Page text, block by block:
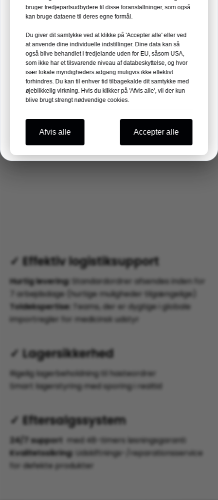
One-stop-service
International logistik og
eftersalgsservice​​​​​
✓ Effektiv logistiksupport​​​​​​
Hurtig levering: Standardordrer afsendes inden for
7 arbejdsdage (hurtige muligheder tilgængelige)
Toldekspertise:
Teams, der er dygtige i globale
importregler for medicinsk udstyr
✓ Lagersikkerhed
Rigelig lagerbeholdning til hasteordrer
Smart lagerstyring med sporing i realtid
✓ Eftersalgssystem
24/7 support med 48-timers løsningsgaranti
Kvalitetssikring: Udskiftnings-/reparationsservice
for defekte produkter
Stand nr. 35
Læs mere →
10
DAGE
09
TIMER
26
MIN.
14
SEK.
Vi glæder os til at se dig der!
bruger tredjepartsudbydere til disse foranstaltninger, som også
kan bruge dataene til deres egne formål.
Du giver dit samtykke ved at klikke på 'Accepter alle' eller ved
at anvende dine individuelle indstillinger. Dine data kan så
også blive behandlet i tredjelande uden for EU, såsom USA,
som ikke har et tilsvarende niveau af databeskyttelse, og hvor
især lokale myndigheders adgang muligvis ikke effektivt
forhindres. Du kan til enhver tid tilbagekalde dit samtykke med
øjeblikkelig virkning. Hvis du klikker på 'Afvis alle', vil der kun
blive brugt strengt nødvendige cookies.
Afvis alle Accepter alle